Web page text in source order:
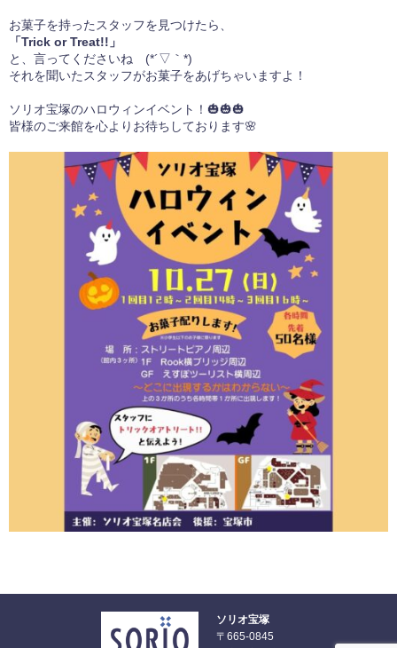
お菓子を持ったスタッフを見つけたら、
「Trick or Treat!!」
と、言ってくださいね (*´▽｀*)
それを聞いたスタッフがお菓子をあげちゃいますよ！
ソリオ宝塚のハロウィンイベント！🎃🎃🎃
皆様のご来館を心よりお待ちしております🌸
ソリオ宝塚
〒665-0845